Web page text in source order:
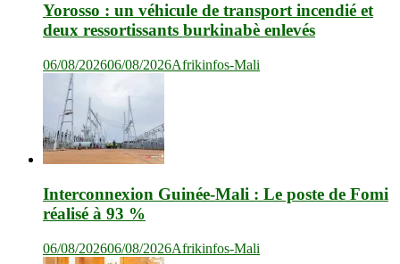
Yorosso : un véhicule de transport incendié et
deux ressortissants burkinabè enlevés
06/08/202606/08/2026Afrikinfos-Mali
Interconnexion Guinée-Mali : Le poste de Fomi
réalisé à 93 %
06/08/202606/08/2026Afrikinfos-Mali